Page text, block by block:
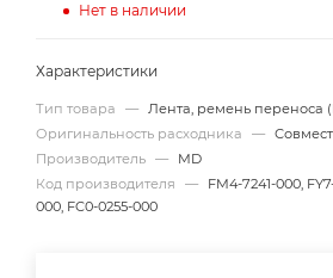
Нет в наличии
Характеристики
Тип товара — Лента, ремень переноса
Оригинальность расходника
—
Производитель —
MD
Код производителя
—
FM4-7241-000,
000, FC0-0255-000